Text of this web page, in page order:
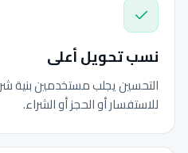
نسب تحويل أعلى
التحسين يجلب مستخدمين بنية
للاستفسار أو الحجز أو الشراء.